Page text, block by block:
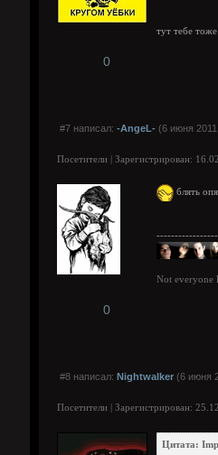
тут тебе
0
#7 написал: -AngeL- (6 июня
Посетители | Зарегистрирован:
блять
Not everyone
0
#8 написал: Nightwalker (6 июня
Посетители | Зарегистрирован:
Цитата: